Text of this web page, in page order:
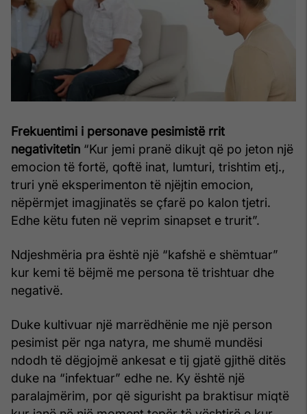
Frekuentimi i personave pesimistë rrit
negativitetin “Kur jemi pranë dikujt që po jeton një
emocion të fortë, qoftë inat, lumturi, trishtim etj.,
truri ynë eksperimenton të njëjtin emocion,
nëpërmjet imagjinatës se çfarë po kalon tjetri.
Edhe këtu futen në veprim sinapset e trurit”.
Ndjeshmëria pra është një “kafshë e shëmtuar”
kur kemi të bëjmë me persona të trishtuar dhe
negativë.
Duke kultivuar një marrëdhënie me një person
pesimist për nga natyra, me shumë mundësi
ndodh të dëgjojmë ankesat e tij gjatë gjithë ditës
duke na “infektuar” edhe ne. Ky është një
paralajmërim, por që sigurisht pa braktisur miqtë